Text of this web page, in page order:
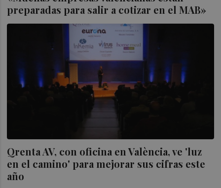
preparadas para salir a cotizar en el MAB»
Qrenta AV, con oficina en València, ve 'luz
en el camino' para mejorar sus cifras este
año